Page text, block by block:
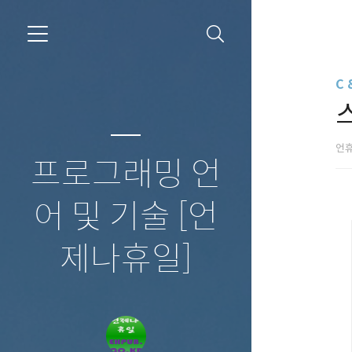
프로그래밍 언
어 및 기술 [언
제나휴일]
C
언